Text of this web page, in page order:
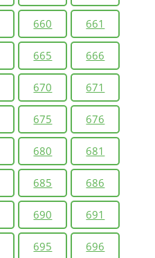
660 661
665 666
670 671
675 676
680 681
685 686
690 691
695 696